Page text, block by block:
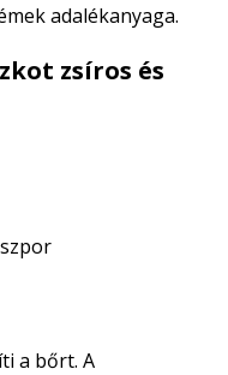
adalékanyaga.
zsíros és
a bőrt. A